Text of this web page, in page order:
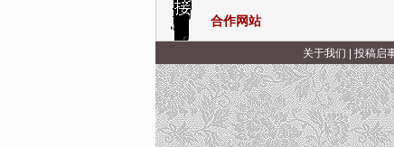
合作网站
关于我们 投稿启